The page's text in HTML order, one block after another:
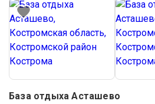
База отдыха Асташево